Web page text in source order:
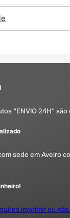
"ENVIO 24H"
sede em Aveiro
imprimir ou